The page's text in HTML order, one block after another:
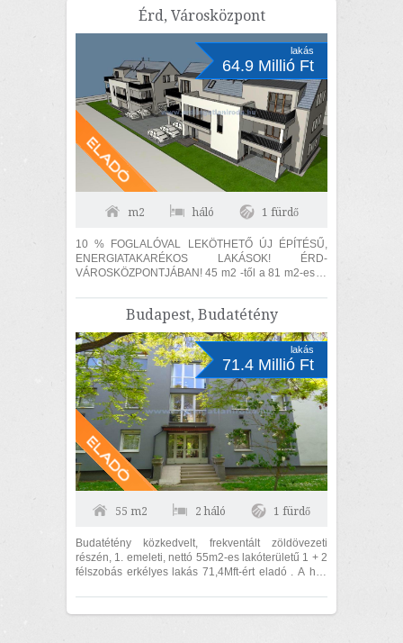
Érd, Városközpont
lakás
64.9 Millió Ft
m2 háló 1 fürdő
10 % FOGLALÓVAL LEKÖTHETŐ ÚJ ÉPÍTÉSŰ,
ENERGIATAKARÉKOS LAKÁSOK! ÉRD-
VÁROSKÖZPONTJÁBAN! 45 m2 -től a 81 m2-es, 1
TERASSZAL és...
Budapest, Budatétény
lakás
71.4 Millió Ft
55 m2 2 háló 1 fürdő
Budatétény közkedvelt, frekventált zöldövezeti
részén, 1. emeleti, nettó 55m2-es lakóterületű 1 + 2
félszobás erkélyes lakás 71,4Mft-ért eladó . A ház